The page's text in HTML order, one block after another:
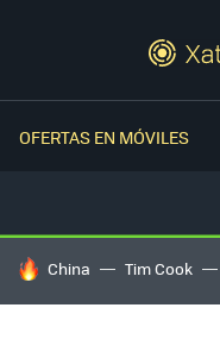
OFERTAS EN MÓVILES
HOY SE HABLA DE
China Tim Cook